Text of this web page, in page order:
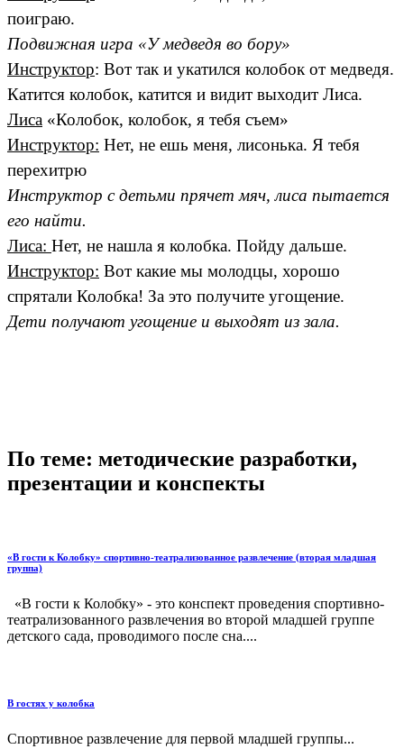
поиграю.
Подвижная игра «У медведя во бору»
Инструктор: Вот так и укатился колобок от медведя.
Катится колобок, катится и видит выходит Лиса.
Лиса «Колобок, колобок, я тебя съем»
Инструктор: Нет, не ешь меня, лисонька. Я тебя
перехитрю
Инструктор с детьми прячет мяч, лиса пытается
его найти.
Лиса: Нет, не нашла я колобка. Пойду дальше.
Инструктор: Вот какие мы молодцы, хорошо
спрятали Колобка! За это получите угощение.
Дети получают угощение и выходят из зала.
По теме: методические разработки,
презентации и конспекты
«В гости к Колобку» спортивно-театрализованное развлечение (вторая младшая
группа)
«В гости к Колобку» - это конспект проведения спортивно-
театрализованного развлечения во второй младшей группе
детского сада, проводимого после сна....
В гостях у колобка
Спортивное развлечение для первой младшей группы...